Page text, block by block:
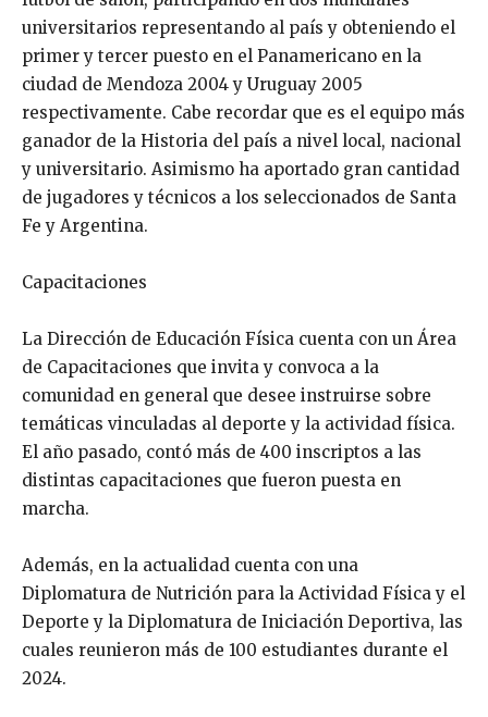
universitarios representando al país y obteniendo el
primer y tercer puesto en el Panamericano en la
ciudad de Mendoza 2004 y Uruguay 2005
respectivamente. Cabe recordar que es el equipo más
ganador de la Historia del país a nivel local, nacional
y universitario. Asimismo ha aportado gran cantidad
de jugadores y técnicos a los seleccionados de Santa
Fe y Argentina.
Capacitaciones
La Dirección de Educación Física cuenta con un Área
de Capacitaciones que invita y convoca a la
comunidad en general que desee instruirse sobre
temáticas vinculadas al deporte y la actividad física.
El año pasado, contó más de 400 inscriptos a las
distintas capacitaciones que fueron puesta en
marcha.
Además, en la actualidad cuenta con una
Diplomatura de Nutrición para la Actividad Física y el
Deporte y la Diplomatura de Iniciación Deportiva, las
cuales reunieron más de 100 estudiantes durante el
2024.